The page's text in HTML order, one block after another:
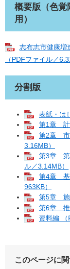
概要版（色覚
用）
志布志市健康増
（PDFファイル／
分割版
表紙・は
第1章 計
第2章 市
3.16MB）
第3章 第
ル／3.14MB）
第4章 基
963KB）
第5章 施
第6章 推
資料編 （
このページに